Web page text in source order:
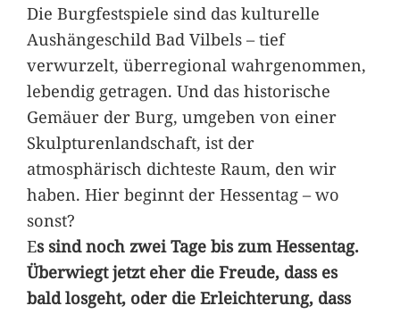
Die Burgfestspiele sind das kulturelle
Aushängeschild Bad Vilbels – tief
verwurzelt, überregional wahrgenommen,
lebendig getragen. Und das historische
Gemäuer der Burg, umgeben von einer
Skulpturenlandschaft, ist der
atmosphärisch dichteste Raum, den wir
haben. Hier beginnt der Hessentag – wo
sonst?
Es sind noch zwei Tage bis zum Hessentag.
Überwiegt jetzt eher die Freude, dass es
bald losgeht, oder die Erleichterung, dass